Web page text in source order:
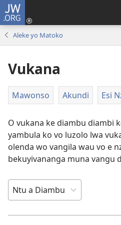
JW.ORG
Aleke yo Matoko
Vukana
Mawonso Akundi Esi
O vukana ke diambu diambi
yambula ko vo luzolo lwa
olenda wo vangila wau vo e
bekuyivananga muna vangu